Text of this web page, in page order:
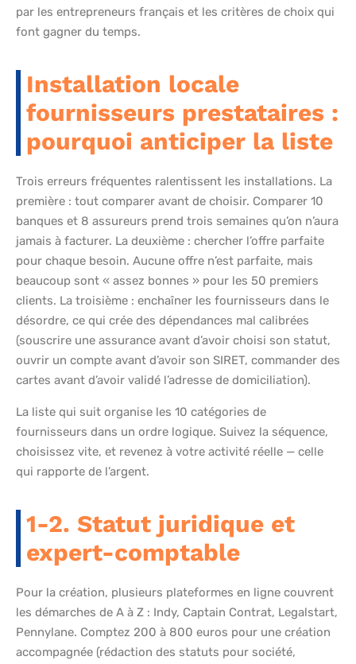
par les entrepreneurs français et les critères de choix qui
font gagner du temps.
Installation locale
fournisseurs prestataires :
pourquoi anticiper la liste
Trois erreurs fréquentes ralentissent les installations. La
première : tout comparer avant de choisir. Comparer 10
banques et 8 assureurs prend trois semaines qu’on n’aura
jamais à facturer. La deuxième : chercher l’offre parfaite
pour chaque besoin. Aucune offre n’est parfaite, mais
beaucoup sont « assez bonnes » pour les 50 premiers
clients. La troisième : enchaîner les fournisseurs dans le
désordre, ce qui crée des dépendances mal calibrées
(souscrire une assurance avant d’avoir choisi son statut,
ouvrir un compte avant d’avoir son SIRET, commander des
cartes avant d’avoir validé l’adresse de domiciliation).
La liste qui suit organise les 10 catégories de
fournisseurs dans un ordre logique. Suivez la séquence,
choisissez vite, et revenez à votre activité réelle — celle
qui rapporte de l’argent.
1-2. Statut juridique et
expert-comptable
Pour la création, plusieurs plateformes en ligne couvrent
les démarches de A à Z : Indy, Captain Contrat, Legalstart,
Pennylane. Comptez 200 à 800 euros pour une création
accompagnée (rédaction des statuts pour société,